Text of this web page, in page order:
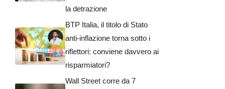
la detrazione
BTP Italia, il titolo di Stato
anti-inflazione torna sotto i
riflettori: conviene davvero ai
risparmiatori?
Wall Street corre da 7